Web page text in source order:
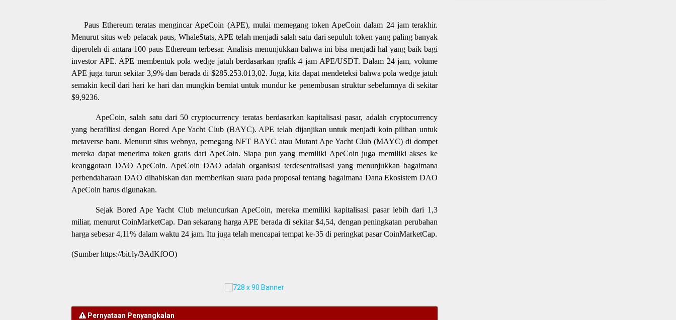
Paus Ethereum teratas mengincar ApeCoin (APE), mulai memegang token ApeCoin dalam 24 jam terakhir.
Menurut situs web pelacak paus, WhaleStats, APE telah menjadi salah satu dari sepuluh token yang paling banyak
diperoleh di antara 100 paus Ethereum terbesar. Analisis menunjukkan bahwa ini bisa menjadi hal yang baik bagi
investor APE. APE membentuk pola wedge jatuh berdasarkan grafik 4 jam APE/USDT. Dalam 24 jam, volume
APE juga turun sekitar 3,9% dan berada di $285.253.013,02. Juga, kita dapat mendeteksi bahwa pola wedge jatuh
semakin kecil dari hari ke hari dan mungkin berniat untuk mundur ke penembusan struktur sebelumnya di sekitar
$9,9236.
ApeCoin, salah satu dari 50 cryptocurrency teratas berdasarkan kapitalisasi pasar, adalah cryptocurrency
yang berafiliasi dengan Bored Ape Yacht Club (BAYC). APE telah dijanjikan untuk menjadi koin pilihan untuk
metaverse baru. Menurut situs webnya, pemegang NFT BAYC atau Mutant Ape Yacht Club (MAYC) di dompet
mereka dapat menerima token gratis dari ApeCoin. Siapa pun yang memiliki ApeCoin juga memiliki akses ke
keanggotaan DAO ApeCoin. ApeCoin DAO adalah organisasi terdesentralisasi yang menunjukkan bagaimana
perbendaharaan DAO dihabiskan dan memberikan suara pada proposal tentang bagaimana Dana Ekosistem DAO
ApeCoin harus digunakan.
Sejak Bored Ape Yacht Club meluncurkan ApeCoin, mereka memiliki kapitalisasi pasar lebih dari 1,3
miliar, menurut CoinMarketCap. Dan sekarang harga APE berada di sekitar $4,54, dengan peningkatan perubahan
harga sebesar 4,11% dalam waktu 24 jam. Itu juga telah mencapai tempat ke-35 di peringkat pasar CoinMarketCap.
(Sumber https://bit.ly/3AdKfOO)
Pernyataan Penyangkalan